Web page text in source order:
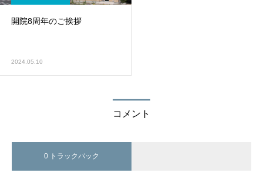
開院8周年のご挨拶
2024.05.10
コメント
0 トラックバック